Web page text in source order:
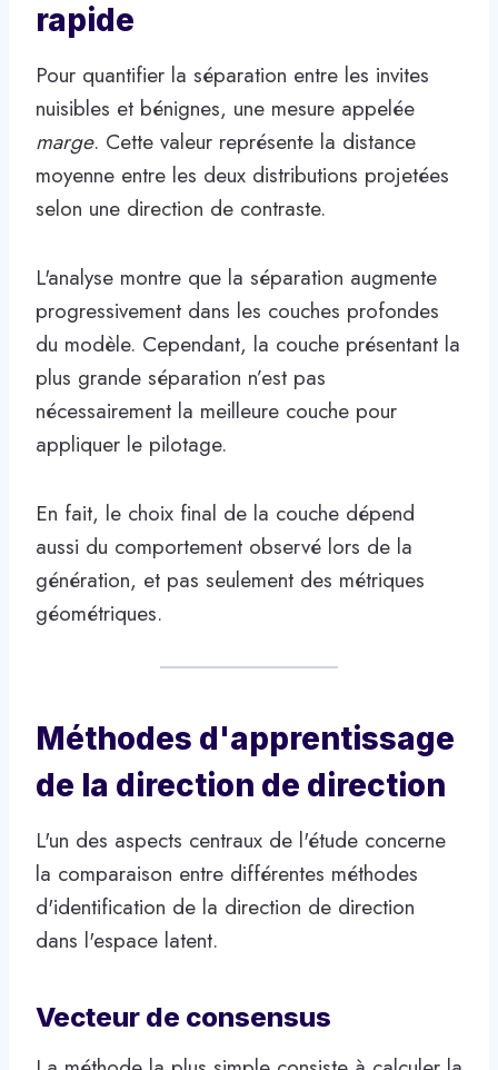
rapide
Pour quantifier la séparation entre les invites
nuisibles et bénignes, une mesure appelée
marge. Cette valeur représente la distance
moyenne entre les deux distributions projetées
selon une direction de contraste.
L'analyse montre que la séparation augmente
progressivement dans les couches profondes
du modèle. Cependant, la couche présentant la
plus grande séparation n’est pas
nécessairement la meilleure couche pour
appliquer le pilotage.
En fait, le choix final de la couche dépend
aussi du comportement observé lors de la
génération, et pas seulement des métriques
géométriques.
Méthodes d'apprentissage
de la direction de direction
L'un des aspects centraux de l'étude concerne
la comparaison entre différentes méthodes
d'identification de la direction de direction
dans l'espace latent.
Vecteur de consensus